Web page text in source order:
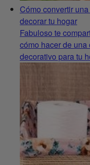
Cómo convertir
decorar tu hogar
Fabuloso te
cómo hacer de
decorativo para tu